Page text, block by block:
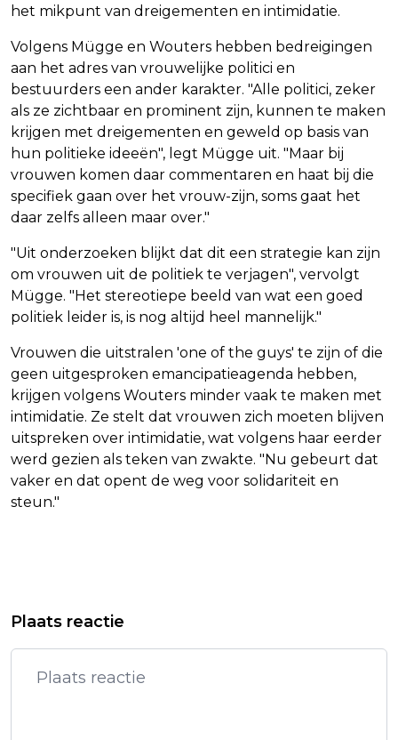
het mikpunt van dreigementen en intimidatie.
Volgens Mügge en Wouters hebben bedreigingen
aan het adres van vrouwelijke politici en
bestuurders een ander karakter. "Alle politici, zeker
als ze zichtbaar en prominent zijn, kunnen te maken
krijgen met dreigementen en geweld op basis van
hun politieke ideeën", legt Mügge uit. "Maar bij
vrouwen komen daar commentaren en haat bij die
specifiek gaan over het vrouw-zijn, soms gaat het
daar zelfs alleen maar over."
"Uit onderzoeken blijkt dat dit een strategie kan zijn
om vrouwen uit de politiek te verjagen", vervolgt
Mügge. "Het stereotiepe beeld van wat een goed
politiek leider is, is nog altijd heel mannelijk."
Vrouwen die uitstralen 'one of the guys' te zijn of die
geen uitgesproken emancipatieagenda hebben,
krijgen volgens Wouters minder vaak te maken met
intimidatie. Ze stelt dat vrouwen zich moeten blijven
uitspreken over intimidatie, wat volgens haar eerder
werd gezien als teken van zwakte. "Nu gebeurt dat
vaker en dat opent de weg voor solidariteit en
steun."
TOUR VERLATEN NA VAL
VIAPLAY WAARSCHUWT VOOR
TEGENVALLENDE RESULTATEN EN
SCHRAPT BANEN
Plaats reactie